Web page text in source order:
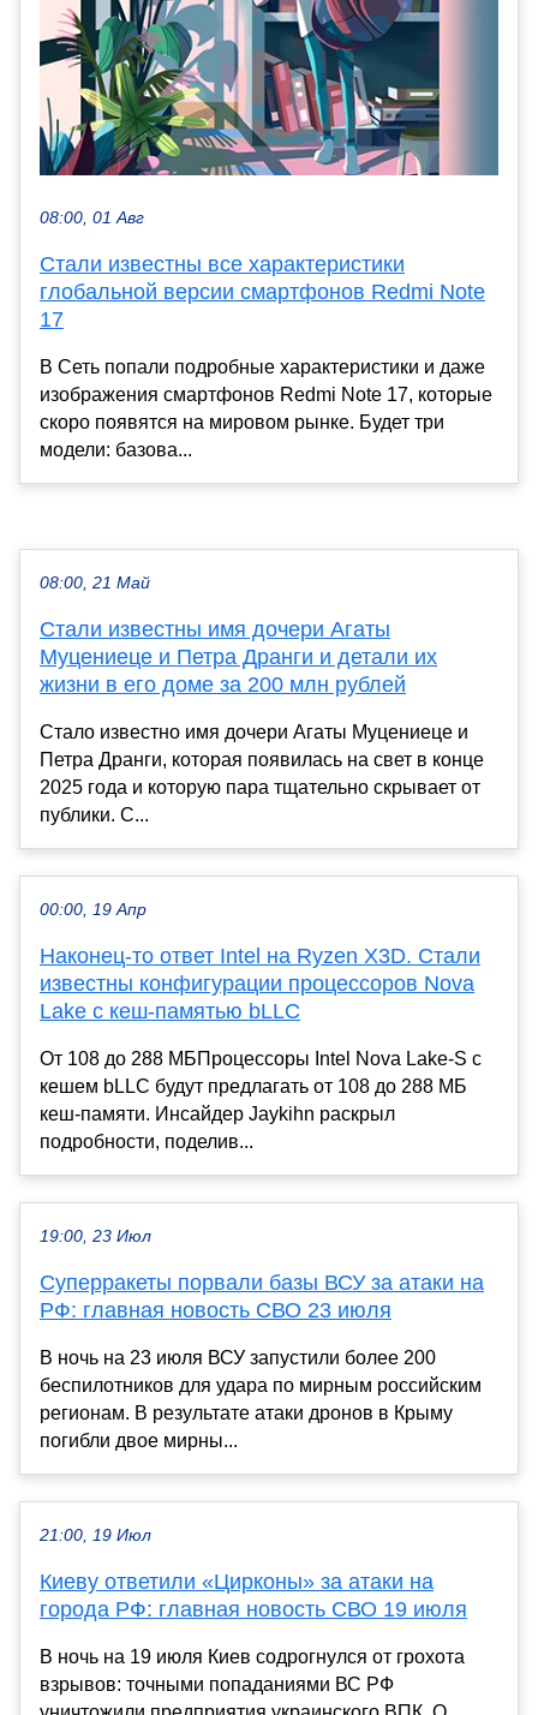
08:00, 01 Авг
Стали известны все характеристики
глобальной версии смартфонов Redmi Note
17
В Сеть попали подробные характеристики и даже
изображения смартфонов Redmi Note 17, которые
скоро появятся на мировом рынке. Будет три
модели: базова...
08:00, 21 Май
Стали известны имя дочери Агаты
Муцениеце и Петра Дранги и детали их
жизни в его доме за 200 млн рублей
Стало известно имя дочери Агаты Муцениеце и
Петра Дранги, которая появилась на свет в конце
2025 года и которую пара тщательно скрывает от
публики. С...
00:00, 19 Апр
Наконец-то ответ Intel на Ryzen X3D. Стали
известны конфигурации процессоров Nova
Lake с кеш-памятью bLLC
От 108 до 288 МБПроцессоры Intel Nova Lake-S с
кешем bLLC будут предлагать от 108 до 288 МБ
кеш-памяти. Инсайдер Jaykihn раскрыл
подробности, поделив...
19:00, 23 Июл
Суперракеты порвали базы ВСУ за атаки на
РФ: главная новость СВО 23 июля
В ночь на 23 июля ВСУ запустили более 200
беспилотников для удара по мирным российским
регионам. В результате атаки дронов в Крыму
погибли двое мирны...
21:00, 19 Июл
Киеву ответили «Цирконы» за атаки на
города РФ: главная новость СВО 19 июля
В ночь на 19 июля Киев содрогнулся от грохота
взрывов: точными попаданиями ВС РФ